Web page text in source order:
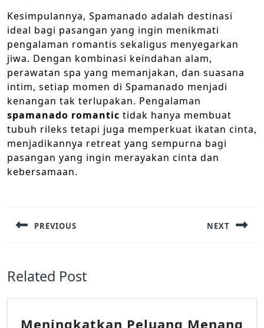
Kesimpulannya, Spamanado adalah destinasi
ideal bagi pasangan yang ingin menikmati
pengalaman romantis sekaligus menyegarkan
jiwa. Dengan kombinasi keindahan alam,
perawatan spa yang memanjakan, dan suasana
intim, setiap momen di Spamanado menjadi
kenangan tak terlupakan. Pengalaman
spamanado romantic tidak hanya membuat
tubuh rileks tetapi juga memperkuat ikatan cinta,
menjadikannya retreat yang sempurna bagi
pasangan yang ingin merayakan cinta dan
kebersamaan.
PREVIOUS NEXT
Related Post
Meningkatkan Peluang Menang